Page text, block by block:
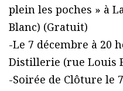
plein les poches » à
Blanc) (Gratuit)
-Le 7 décembre à 20
Distillerie (rue Louis
-Soirée de Clôture le